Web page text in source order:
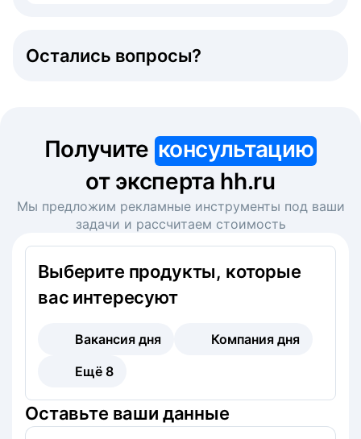
Остались вопросы?
Получите консультацию
от эксперта hh.ru
Мы предложим рекламные инструменты под ваши
задачи и рассчитаем стоимость
Выберите продукты, которые
вас интересуют
Вакансия дня
Компания дня
Ещё 8
Оставьте ваши данные